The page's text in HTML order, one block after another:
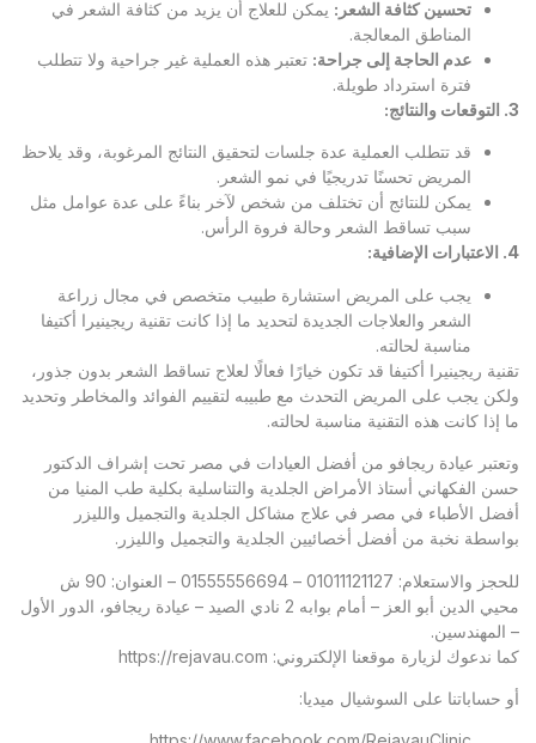
تحسين كثافة الشعر : يمكن للعلاج أن يزيد من كثافة الشعر في
المناطق المعالجة.
عدم الحاجة إلى جراحة: تعتبر هذه العملية غير جراحية ولا تتطلب
فترة استرداد طويلة.
3. التوقعات والنتائج:
قد تتطلب العملية عدة جلسات لتحقيق النتائج المرغوبة، وقد يلاحظ
المريض تحسنًا تدريجيًا في نمو الشعر.
يمكن للنتائج أن تختلف من شخص لآخر بناءً على عدة عوامل مثل
سبب تساقط الشعر وحالة فروة الرأس.
4. الاعتبارات الإضافية:
يجب على المريض استشارة طبيب متخصص في مجال زراعة
الشعر والعلاجات الجديدة لتحديد ما إذا كانت تقنية ريجينيرا أكتيفا
مناسبة لحالته.
تقنية ريجينيرا أكتيفا قد تكون خيارًا فعالًا لعلاج تساقط الشعر بدون جذور،
ولكن يجب على المريض التحدث مع طبيبه لتقييم الفوائد والمخاطر وتحديد
ما إذا كانت هذه التقنية مناسبة لحالته.
وتعتبر عيادة ريجافو من أفضل العيادات في مصر تحت إشراف الدكتور
حسن الفكهاني أستاذ الأمراض الجلدية والتناسلية بكلية طب المنيا من
أفضل الأطباء في مصر في علاج مشاكل الجلدية والتجميل والليزر
بواسطة نخبة من أفضل أخصائيين الجلدية والتجميل والليزر.
للحجز والاستعلام: 01011121127 – 01555556694 – العنوان: 90 ش
محيي الدين أبو العز – أمام بوابه 2 نادي الصيد – عيادة ريجافو، الدور الأول
– المهندسين.
كما ندعوك لزيارة موقعنا الإلكتروني: https://rejavau.com
أو حساباتنا على السوشيال ميديا: